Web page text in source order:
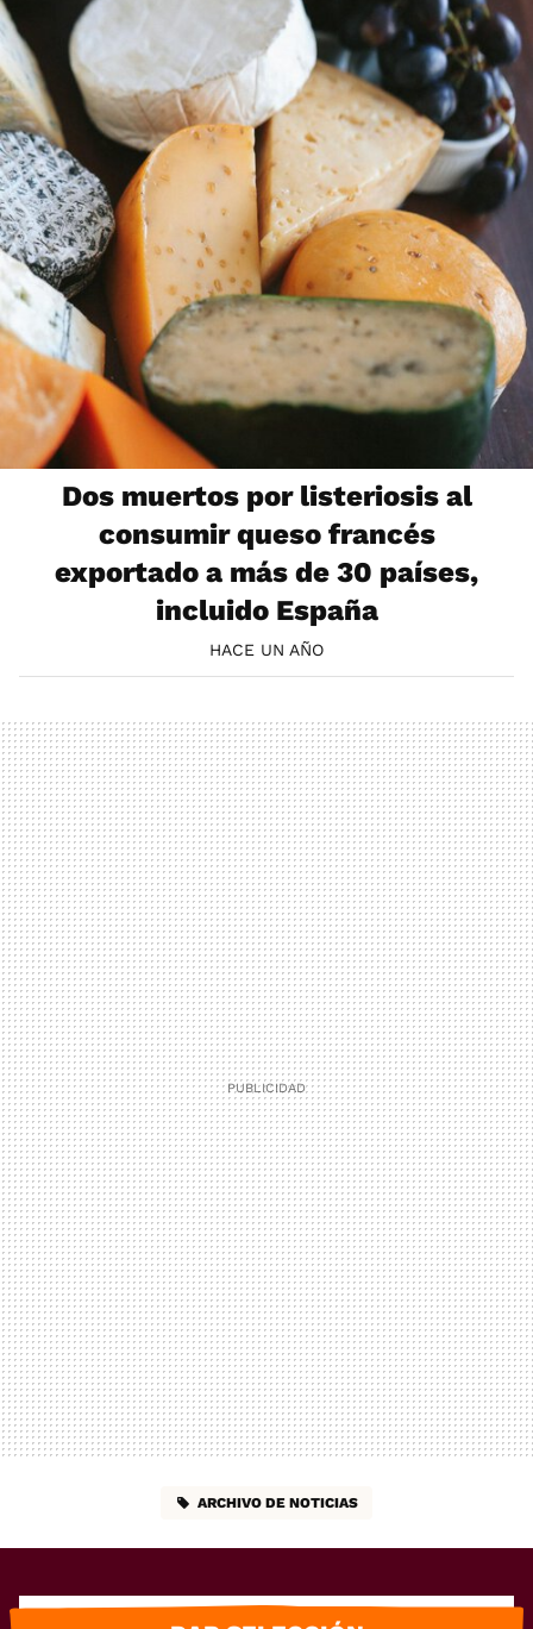
Dos muertos por listeriosis al
consumir queso francés
exportado a más de 30 países,
incluido España
HACE UN AÑO
ARCHIVO DE NOTICIAS